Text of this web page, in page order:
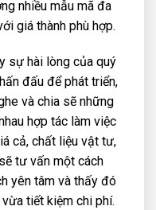
nhiều mẫu mã đa
giá thành phù hợp.
sự hài lòng của quý
đấu để phát triển,
và chia sẽ những
hợp tác làm việc
cả, chất liệu vật tư,
tư vấn một cách
yên tâm và thấy đó
tiết kiệm chi phí.